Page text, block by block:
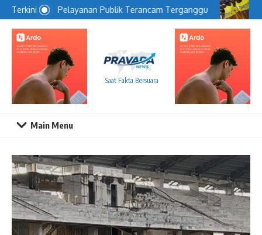
Lewati ke konten
Terkini Pelayanan Publik Terancam Terganggu
Saat Fakta Bersuara
Main Menu